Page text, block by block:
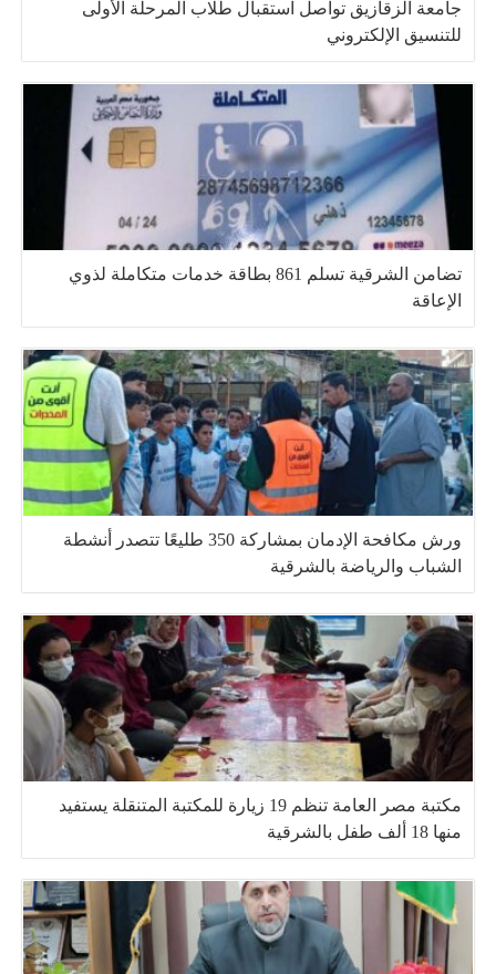
جامعة الزقازيق تواصل استقبال طلاب المرحلة الأولى
للتنسيق الإلكتروني
تضامن الشرقية تسلم 861 بطاقة خدمات متكاملة لذوي
الإعاقة
ورش مكافحة الإدمان بمشاركة 350 طليعًا تتصدر أنشطة
الشباب والرياضة بالشرقية
مكتبة مصر العامة تنظم 19 زيارة للمكتبة المتنقلة يستفيد
منها 18 ألف طفل بالشرقية